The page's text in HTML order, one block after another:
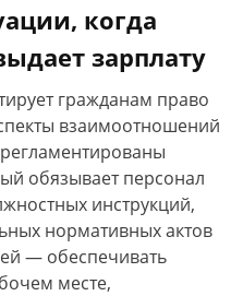
когда
зарплату
гражданам право
взаимоотношений
обязывает персонал
инструкций,
нормативных актов
— обеспечивать
месте,